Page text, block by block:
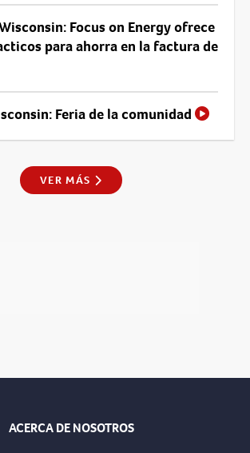
Focus on Energy ofrece
para ahorra en la factura de
Feria de la comunidad
VER MÁS
ACERCA DE NOSOTROS